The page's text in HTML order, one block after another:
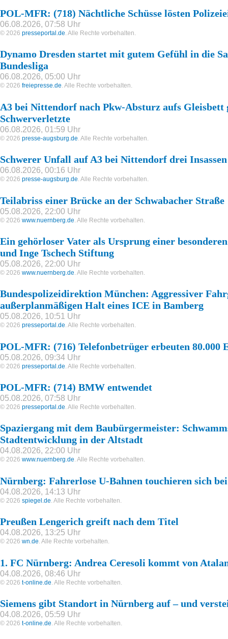
POL-MFR: (718) Nächtliche Schüsse lösten
06.08.2026, 07:58 Uhr
© 2026 presseportal.de. Alle Rechte vorbehalten.
Dynamo Dresden startet mit gutem Gefühl in die
Bundesliga
06.08.2026, 05:00 Uhr
© 2026 freiepresse.de. Alle Rechte vorbehalten.
A3 bei Nittendorf nach Pkw-Absturz aufs Gleisbett
Schwerverletzte
06.08.2026, 01:59 Uhr
© 2026 presse-augsburg.de . Alle Rechte vorbehalten.
Schwerer Unfall auf A3 bei Nittendorf drei
06.08.2026, 00:16 Uhr
© 2026 presse-augsburg.de. Alle Rechte vorbehalten.
Teilabriss einer Brücke an der Schwabacher Straße
05.08.2026, 22:00 Uhr
© 2026 www.nuernberg.de . Alle Rechte vorbehalten.
Ein gehörloser Vater als Ursprung einer
und Inge Tschech Stiftung
05.08.2026, 22:00 Uhr
© 2026 www.nuernberg.de. Alle Rechte vorbehalten.
Bundespolizeidirektion München: Aggressiver
außerplanmäßigen Halt eines ICE in Bamberg
05.08.2026, 10:51 Uhr
© 2026 presseportal.de. Alle Rechte vorbehalten.
POL-MFR: (716) Telefonbetrüger erbeuten 80.000
05.08.2026, 09:34 Uhr
© 2026 presseportal.de . Alle Rechte vorbehalten.
POL-MFR: (714) BMW entwendet
05.08.2026, 07:58 Uhr
© 2026 presseportal.de. Alle Rechte vorbehalten.
Spaziergang mit dem Baubürgermeister:
Stadtentwicklung in der Altstadt
04.08.2026, 22:00 Uhr
© 2026 www.nuernberg.de. Alle Rechte vorbehalten.
Nürnberg: Fahrerlose U-Bahnen touchieren sich
04.08.2026, 14:13 Uhr
© 2026 spiegel.de. Alle Rechte vorbehalten.
Preußen Lengerich greift nach dem Titel
04.08.2026, 13:25 Uhr
© 2026 wn.de. Alle Rechte vorbehalten.
1. FC Nürnberg: Andrea Ceresoli kommt von
04.08.2026, 08:46 Uhr
© 2026 t-online.de . Alle Rechte vorbehalten.
Siemens gibt Standort in Nürnberg auf – und
04.08.2026, 05:59 Uhr
© 2026 t-online.de. Alle Rechte vorbehalten.